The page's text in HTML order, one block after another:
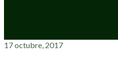
17 octubre, 2017